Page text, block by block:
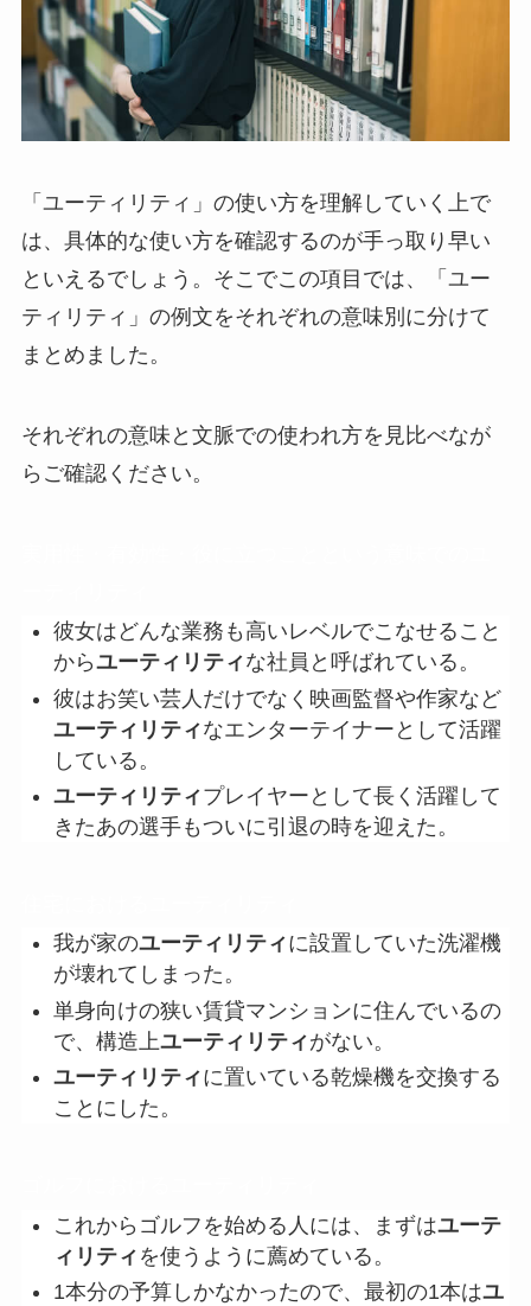
「ユーティリティ」の使い方を理解していく上で
は、具体的な使い方を確認するのが手っ取り早い
といえるでしょう。そこでこの項目では、「ユー
ティリティ」の例文をそれぞれの意味別に分けて
まとめました。
それぞれの意味と文脈での使われ方を見比べなが
らご確認ください。
彼女はどんな業務も高いレベルでこなせること
からユーティリティな社員と呼ばれている。
彼はお笑い芸人だけでなく映画監督や作家など
ユーティリティなエンターテイナーとして活躍
している。
ユーティリティプレイヤーとして長く活躍して
きたあの選手もついに引退の時を迎えた。
我が家のユーティリティに設置していた洗濯機
が壊れてしまった。
単身向けの狭い賃貸マンションに住んでいるの
で、構造上ユーティリティがない。
ユーティリティに置いている乾燥機を交換する
ことにした。
これからゴルフを始める人には、まずはユーテ
ィリティ を使うように薦めている。
1本分の予算しかなかったので、最初の1本はユ